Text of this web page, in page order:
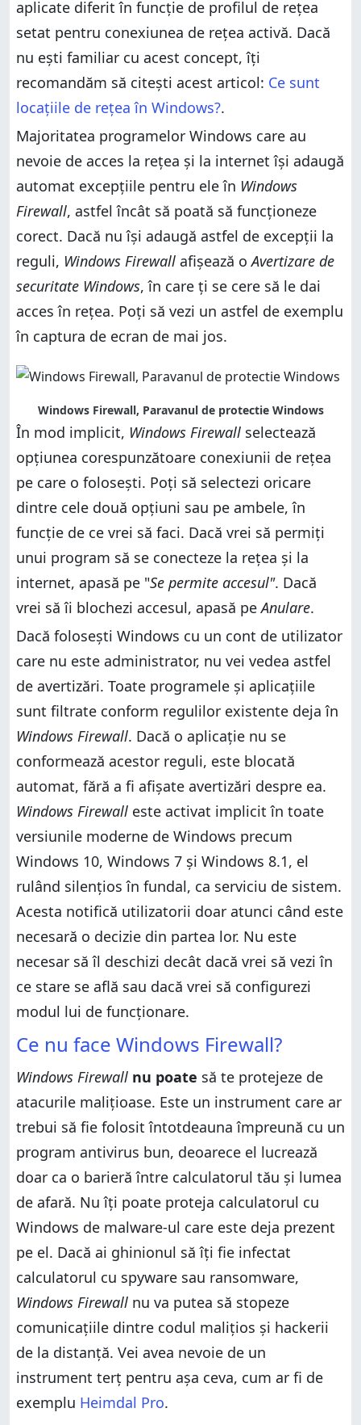
aplicate diferit în funcție de profilul de rețea
setat pentru conexiunea de rețea activă. Dacă
nu ești familiar cu acest concept, îți
recomandăm să citești acest articol: Ce sunt
locațiile de rețea în Windows?.
Majoritatea programelor Windows care au
nevoie de acces la rețea și la internet își adaugă
automat excepțiile pentru ele în Windows
Firewall, astfel încât să poată să funcționeze
corect. Dacă nu își adaugă astfel de excepții la
reguli, Windows Firewall afișează oAvertizare de
securitate Windows, în care ți se cere să le dai
acces în rețea. Poți să vezi un astfel de exemplu
în captura de ecran de mai jos.
Windows Firewall, Paravanul de protectie Windows
În mod implicit, Windows Firewall selectează
opțiunea corespunzătoare conexiunii de rețea
pe care o folosești. Poți să selectezi oricare
dintre cele două opțiuni sau pe ambele, în
funcție de ce vrei să faci. Dacă vrei să permiți
unui program să se conecteze la rețea și la
internet, apasă pe "Se permite accesul". Dacă
vrei să îi blochezi accesul, apasă peAnulare.
Dacă folosești Windows cu un cont de utilizator
care nu este administrator, nu vei vedea astfel
de avertizări. Toate programele și aplicațiile
sunt filtrate conform regulilor existente deja în
Windows Firewall. Dacă o aplicație nu se
conformează acestor reguli, este blocată
automat, fără a fi afișate avertizări despre ea.
Windows Firewall este activat implicit în toate
versiunile moderne de Windows precum
Windows 10, Windows 7 și Windows 8.1, el
rulând silențios în fundal, ca serviciu de sistem.
Acesta notifică utilizatorii doar atunci când este
necesară o decizie din partea lor. Nu este
necesar să îl deschizi decât dacă vrei să vezi în
ce stare se află sau dacă vrei să configurezi
modul lui de funcționare.
Ce nu face Windows Firewall?
Windows Firewall nu poate să te protejeze de
atacurile malițioase. Este un instrument care ar
trebui să fie folosit întotdeauna împreună cu un
program antivirus bun, deoarece el lucrează
doar ca o barieră între calculatorul tău și lumea
de afară. Nu îți poate proteja calculatorul cu
Windows de malware-ul care este deja prezent
pe el. Dacă ai ghinionul să îți fie infectat
calculatorul cu spyware sau ransomware,
Windows Firewall nu va putea să stopeze
comunicațiile dintre codul malițios și hackerii
de la distanță. Vei avea nevoie de un
instrument terț pentru așa ceva, cum ar fi de
exemplu Heimdal Pro.